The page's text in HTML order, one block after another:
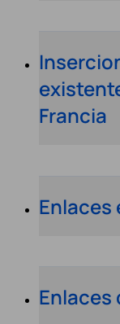
Francia
Enlaces
Enlaces